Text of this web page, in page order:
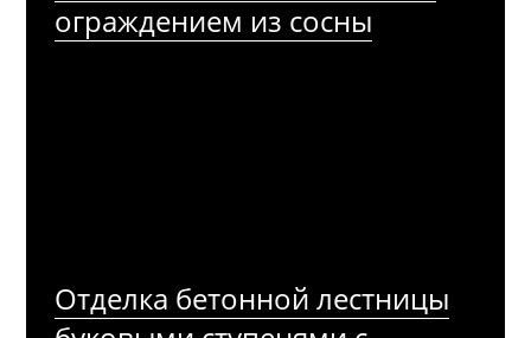
ограждением из сосны
Отделка бетонной лестницы